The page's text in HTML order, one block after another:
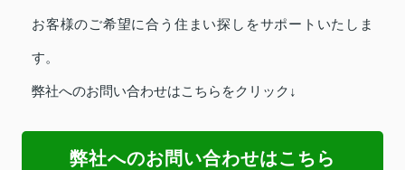
お客様のご希望に合う住まい探しをサポートいたしま
す。
弊社へのお問い合わせはこちらをクリック↓
弊社へのお問い合わせはこちら